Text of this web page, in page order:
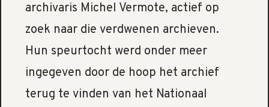
archivaris Michel Vermote, actief op
zoek naar die verdwenen archieven.
Hun speurtocht werd onder meer
ingegeven door de hoop het archief
terug te vinden van het Nationaal